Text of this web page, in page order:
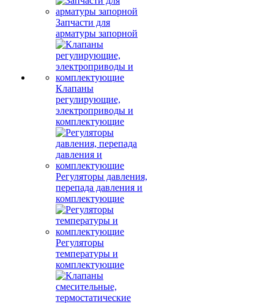
Запчасти для
арматуры запорной
Клапаны
регулирующие,
электроприводы и
комплектующие
Регуляторы давления,
перепада давления и
комплектующие
Регуляторы
температуры и
комплектующие